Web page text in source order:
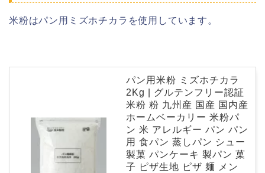
米粉はパン用ミズホチカラを使用しています。
パン用米粉 ミズホチカラ
2Kg | グルテンフリー認証
米粉 粉 九州産 国産 国内産
ホームベーカリー 米粉パ
ン 米 アレルギー パン パン
用 食パン 蒸しパン シュー
製菓 パンケーキ 製パン 菓
子 ピザ生地 ピザ 麺 メン